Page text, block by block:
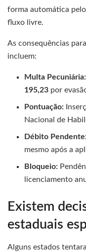
forma automática
fluxo livre.
As consequências
incluem:
Multa Pecuniária:
195,23 por
Pontuação:
Nacional de
Débito
mesmo após a
Bloqueio:
licenciamento
Existem
estaduais
Alguns estados